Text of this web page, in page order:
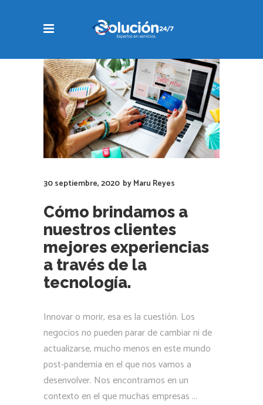
30 septiembre, 2020 byMaru Reyes
Cómo brindamos a
nuestros clientes
mejores experiencias
a través de la
tecnología.
Innovar o morir, esa es la cuestión. Los
negocios no pueden parar de cambiar ni de
actualizarse, mucho menos en este mundo
post-pandemia en el que nos vamos a
desenvolver. Nos encontramos en un
contexto en el que muchas empresas